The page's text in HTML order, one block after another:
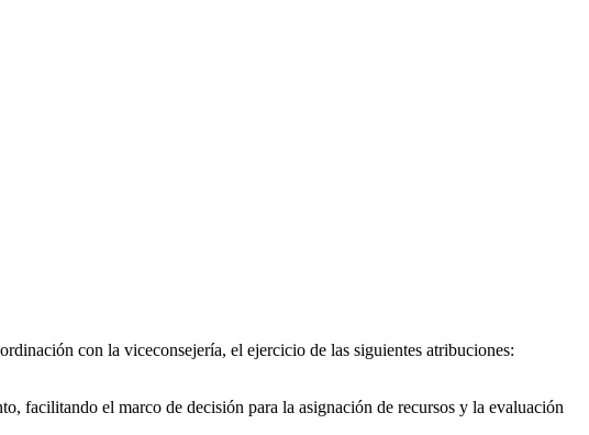
con la viceconsejería, el ejercicio de las siguientes atribuciones:
facilitando el marco de decisión para la asignación de recursos y la evaluación